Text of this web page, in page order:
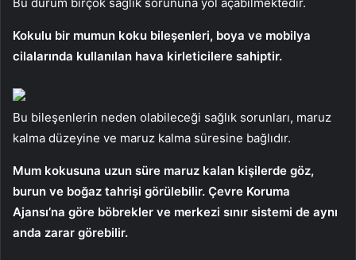
Kokulu bir mumun koku bileşenleri, boya ve mobilya
cilalarında kullanılan hava kirleticilere sahiptir.
Bu bileşenlerin neden olabileceği sağlık sorunları, maruz
kalma düzeyine ve maruz kalma süresine bağlıdır.
Mum kokusuna uzun süre maruz kalan kişilerde göz,
burun ve boğaz tahrişi görülebilir. Çevre Koruma
Ajansı’na göre böbrekler ve merkezi sınır sistemi de aynı
anda zarar görebilir.